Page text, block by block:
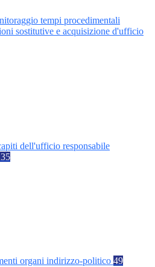
tempi procedimentali
sostitutive e acquisizione d'ufficio
dell'ufficio responsabile
organi indirizzo-politico 49